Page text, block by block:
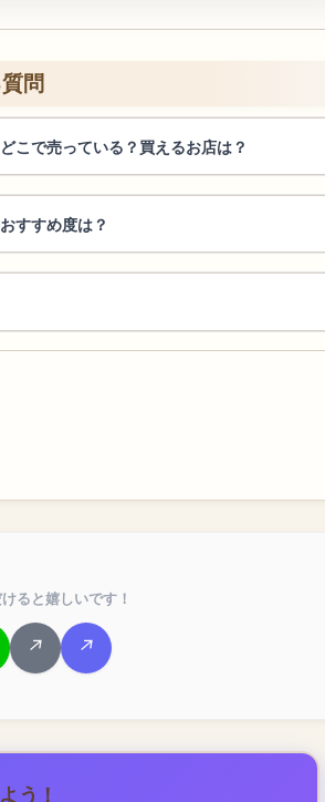
問
こで売っている？買えるお店は？
すすめ度は？
ると嬉しいです！
う！